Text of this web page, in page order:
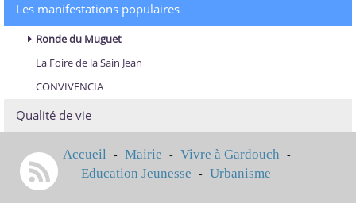
Les manifestations populaires
Ronde du Muguet
La Foire de la Sain Jean
CONVIVENCIA
Qualité de vie
Accueil - Mairie - Vivre à Gardouch -
Education Jeunesse - Urbanisme